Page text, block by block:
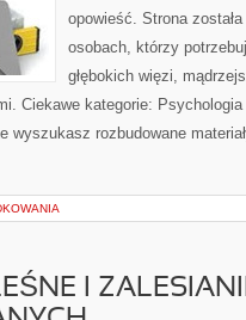
opowieść. Strona
osobach, którzy
głębokich więzi,
Ciekawe kategorie:
wyszukasz rozbudowane
I